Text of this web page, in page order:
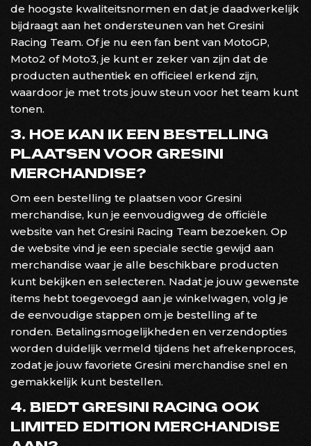
de hoogste kwaliteitsnormen en dat je daadwerkelijk
bijdraagt aan het ondersteunen van het Gresini
Racing Team. Of je nu een fan bent van MotoGP,
Moto2 of Moto3, je kunt er zeker van zijn dat de
producten authentiek en officieel erkend zijn,
waardoor je met trots jouw steun voor het team kunt
tonen.
3. HOE KAN IK EEN BESTELLING
PLAATSEN VOOR GRESINI
MERCHANDISE?
Om een bestelling te plaatsen voor Gresini
merchandise, kun je eenvoudigweg de officiële
website van het Gresini Racing Team bezoeken. Op
de website vind je een speciale sectie gewijd aan
merchandise waar je alle beschikbare producten
kunt bekijken en selecteren. Nadat je jouw gewenste
items hebt toegevoegd aan je winkelwagen, volg je
de eenvoudige stappen om je bestelling af te
ronden. Betalingsmogelijkheden en verzendopties
worden duidelijk vermeld tijdens het afrekenproces,
zodat je jouw favoriete Gresini merchandise snel en
gemakkelijk kunt bestellen.
4. BIEDT GRESINI RACING OOK
LIMITED EDITION MERCHANDISE